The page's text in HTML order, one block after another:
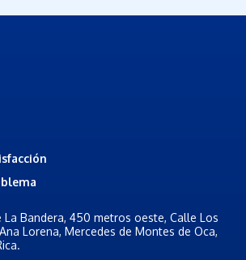
Bandera, 450 metros oeste, Calle Los
Lorena, Mercedes de Montes de Oca,